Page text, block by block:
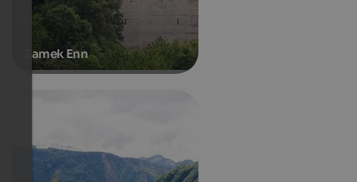
Zamek Enn